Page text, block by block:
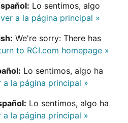
Lo sentimos, algo
a la página principal »
We're sorry: There has
to RCI.com homepage »
Lo sentimos, algo ha
a la página principal »
Lo sentimos, algo ha
a la página principal »